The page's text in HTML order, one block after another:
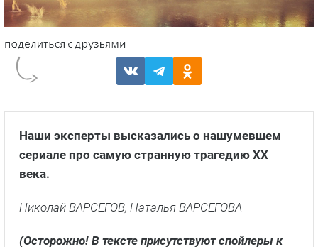
Наши эксперты высказались о нашумевшем
сериале про самую странную трагедию ХХ
века.
Николай ВАРСЕГОВ, Наталья ВАРСЕГОВА
(Осторожно! В тексте присутствуют спойлеры к